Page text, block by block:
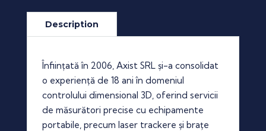
Înființată în 2006, Axist SRL și-a consolidat
o experiență de 18 ani în domeniul
controlului dimensional 3D, oferind servicii
de măsurători precise cu echipamente
portabile, precum laser trackere și brațe